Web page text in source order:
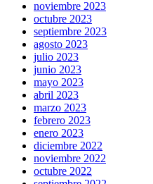
noviembre 2023
octubre 2023
septiembre 2023
agosto 2023
julio 2023
junio 2023
mayo 2023
abril 2023
marzo 2023
febrero 2023
enero 2023
diciembre 2022
noviembre 2022
octubre 2022